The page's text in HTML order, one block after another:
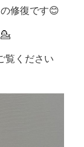
修復です😊
覧ください